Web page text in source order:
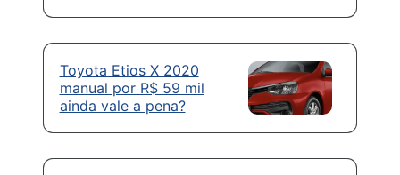
Toyota Etios X 2020
manual por R$ 59 mil
ainda vale a pena?